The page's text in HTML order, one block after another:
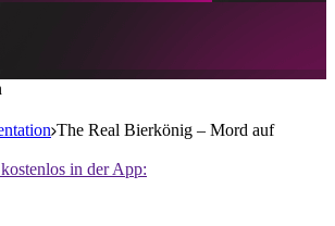
The Real Bierkönig – Mord auf
in der App: